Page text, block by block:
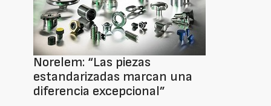
Norelem: “Las piezas
estandarizadas marcan una
diferencia excepcional”